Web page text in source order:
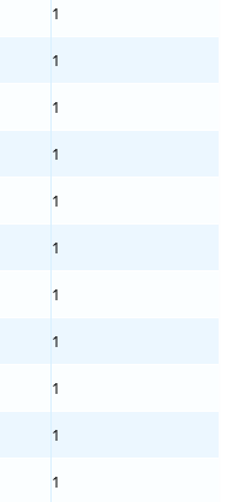
1
1
1
1
1
1
1
1
1
1
1